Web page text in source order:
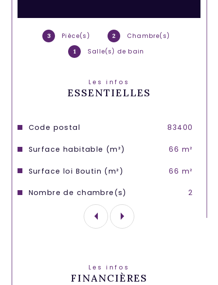
3 Pièce(s) 2 Chambre(s)
1 Salle(s) de bain
Les infos
ESSENTIELLES
Caractéristiques Valeurs
Code postal 83400
Surface habitable (m²) 66 m²
Surface loi Boutin (m²) 66 m²
Nombre de chambre(s) 2
avec placards, 1 salle de bain, grand
balcon sur toute la longueur du séjour, 1
cave, 1 petite annexe.
charges : Charges de copropriété et
eau froide.
Les infos
FINANCIÈRES